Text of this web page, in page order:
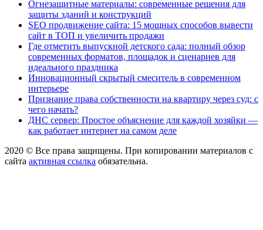
Огнезащитные материалы: современные решения для
защиты зданий и конструкций
SEO продвижение сайта: 15 мощных способов вывести
сайт в ТОП и увеличить продажи
Где отметить выпускной детского сада: полный обзор
современных форматов, площадок и сценариев для
идеального праздника
Инновационный скрытый смеситель в современном
интерьере
Признание права собственности на квартиру через суд: с
чего начать?
ДНС сервер: Простое объяснение для каждой хозяйки —
как работает интернет на самом деле
2020 © Все права защищены. При копировании материалов с
сайта активная ссылка обязательна.